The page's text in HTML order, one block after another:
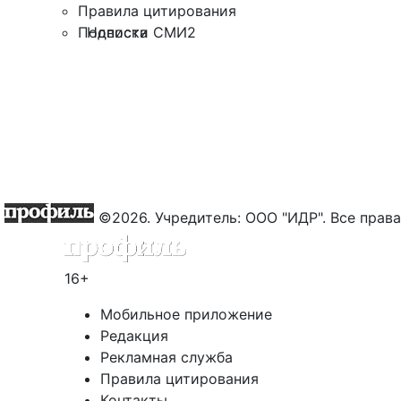
Правила цитирования
Подписка
Новости СМИ2
©2026. Учредитель: ООО "ИДР". Все
16+
Мобильное приложение
Редакция
Рекламная служба
Правила цитирования